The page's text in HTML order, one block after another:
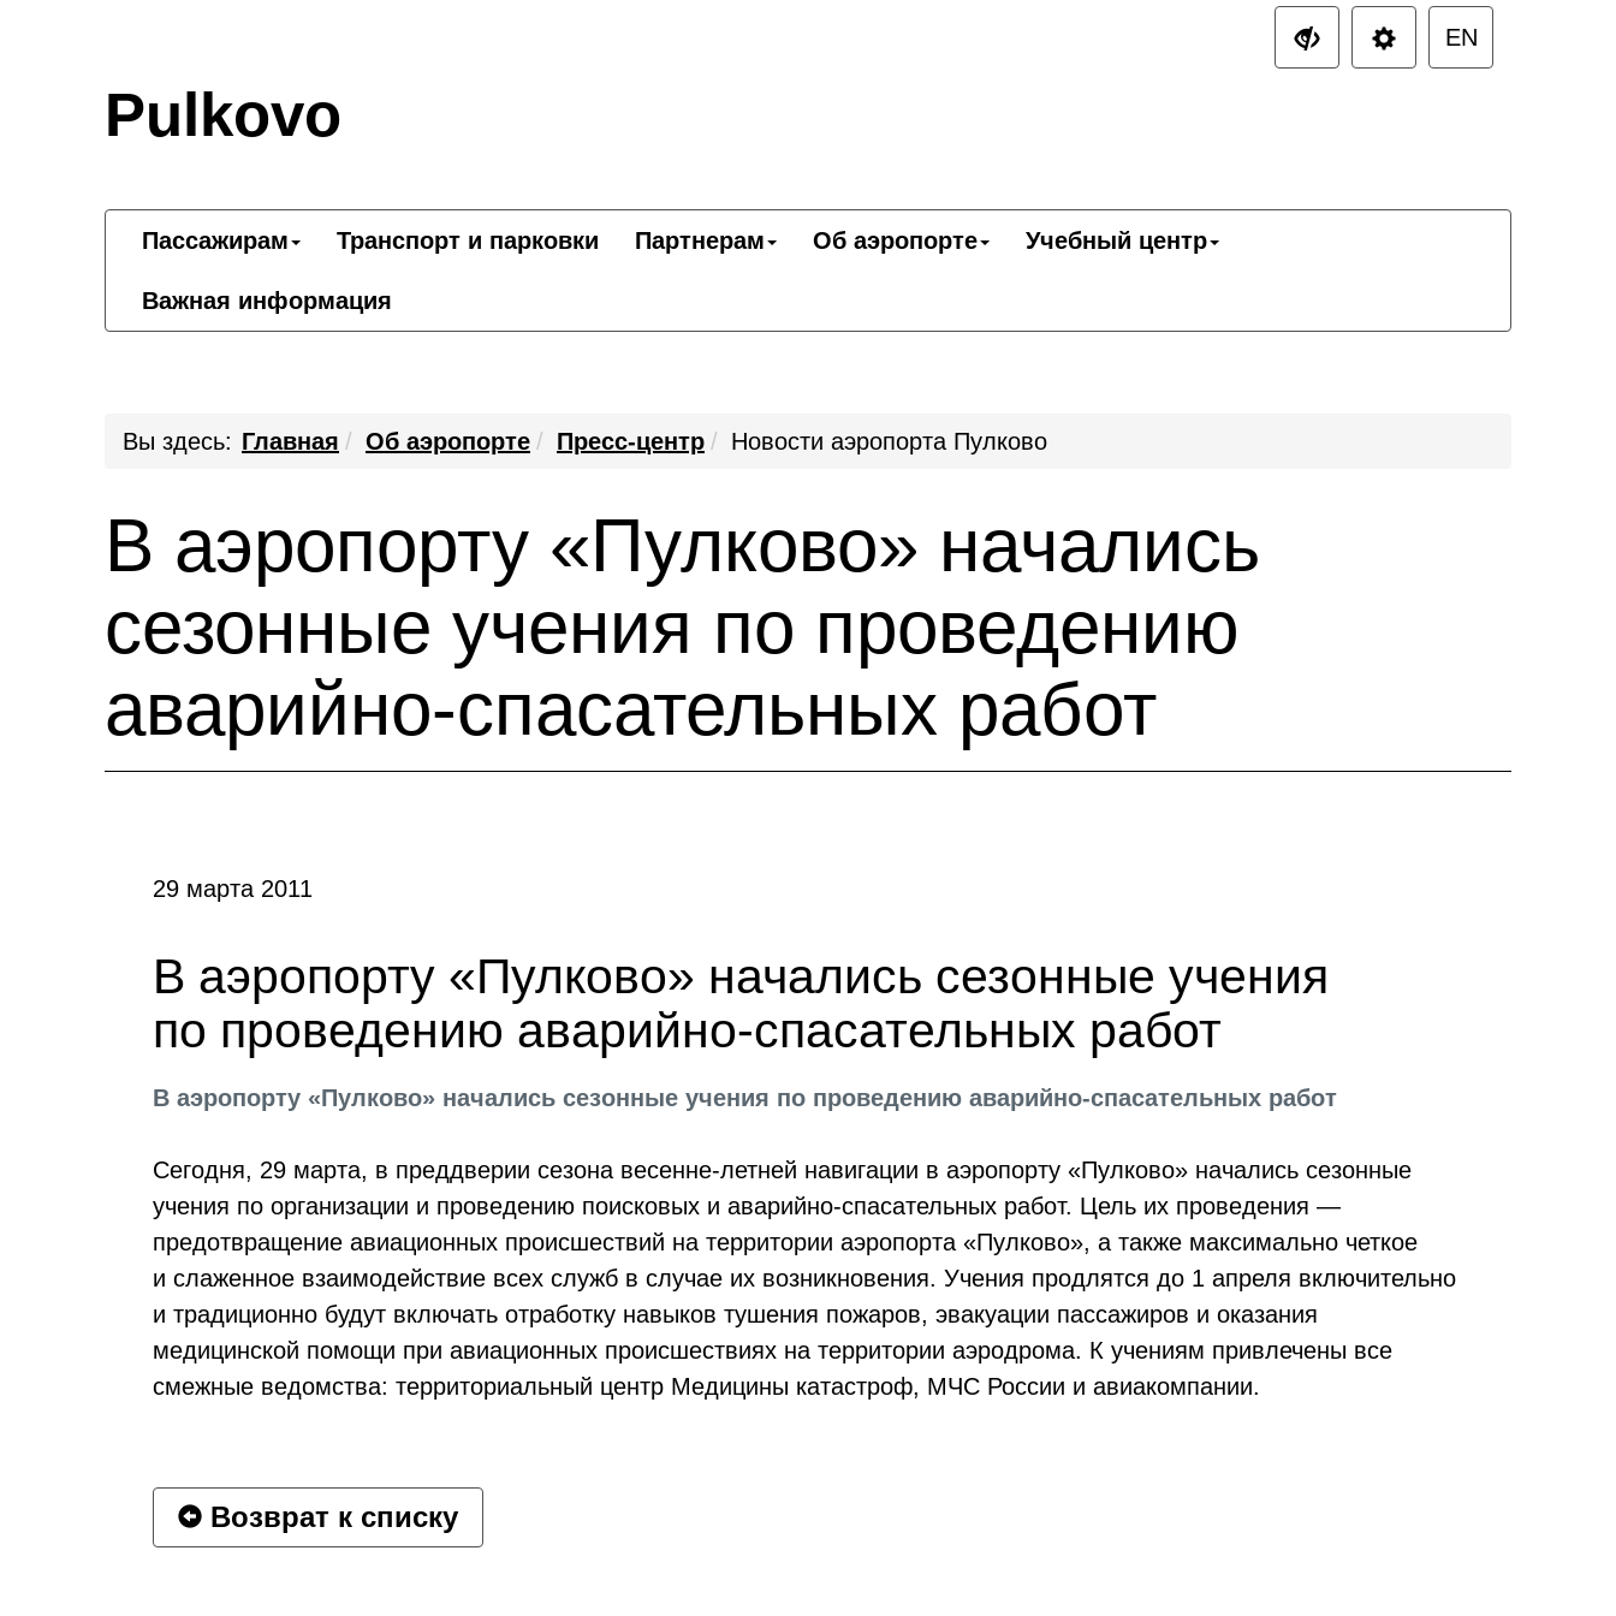
EN
Pulkovo
Пассажирам Транспорт и парковки Партнерам Об аэропорте Учебный центр
Важная информация
Вы здесь: Главная Об аэропорте Пресс-центр Новости аэропорта Пулково
В аэропорту «Пулково» начались
сезонные учения по проведению
аварийно-спасательных работ
29 марта 2011
В аэропорту «Пулково» начались сезонные учения
по проведению аварийно-спасательных работ
В аэропорту «Пулково» начались сезонные учения по проведению аварийно-спасательных работ
Сегодня, 29 марта, в преддверии сезона весенне-летней навигации в аэропорту «Пулково» начались сезонные
учения по организации и проведению поисковых и аварийно-спасательных работ. Цель их проведения —
предотвращение авиационных происшествий на территории аэропорта «Пулково», а также максимально четкое
и слаженное взаимодействие всех служб в случае их возникновения. Учения продлятся до 1 апреля включительно
и традиционно будут включать отработку навыков тушения пожаров, эвакуации пассажиров и оказания
медицинской помощи при авиационных происшествиях на территории аэродрома. К учениям привлечены все
смежные ведомства: территориальный центр Медицины катастроф, МЧС России и авиакомпании.
Возврат к списку